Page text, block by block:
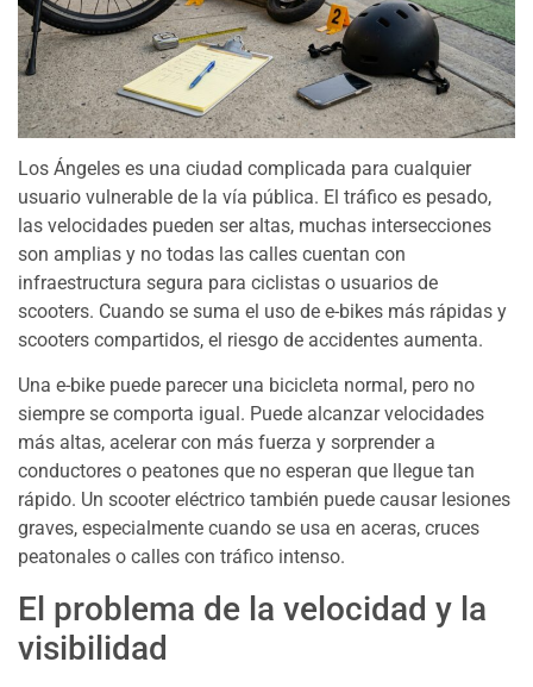
Los Ángeles es una ciudad complicada para cualquier
usuario vulnerable de la vía pública. El tráfico es pesado,
las velocidades pueden ser altas, muchas intersecciones
son amplias y no todas las calles cuentan con
infraestructura segura para ciclistas o usuarios de
scooters. Cuando se suma el uso de e-bikes más rápidas y
scooters compartidos, el riesgo de accidentes aumenta.
Una e-bike puede parecer una bicicleta normal, pero no
siempre se comporta igual. Puede alcanzar velocidades
más altas, acelerar con más fuerza y sorprender a
conductores o peatones que no esperan que llegue tan
rápido. Un scooter eléctrico también puede causar lesiones
graves, especialmente cuando se usa en aceras, cruces
peatonales o calles con tráfico intenso.
El problema de la velocidad y la
visibilidad